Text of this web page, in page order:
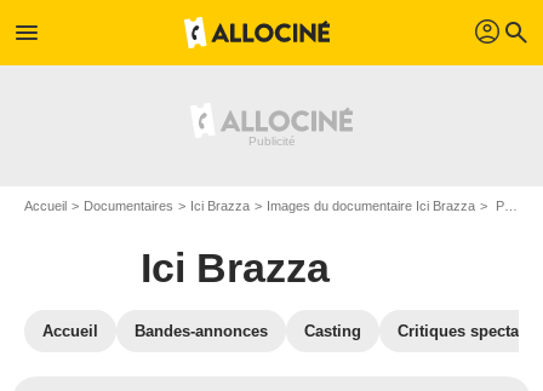
menu profil search
Accueil Documentaires Ici Brazza Images du documentaire Ici Brazza Photo du film Ici Brazza - Photo 1
Ici Brazza
Accueil Bandes-annonces Casting Critiques